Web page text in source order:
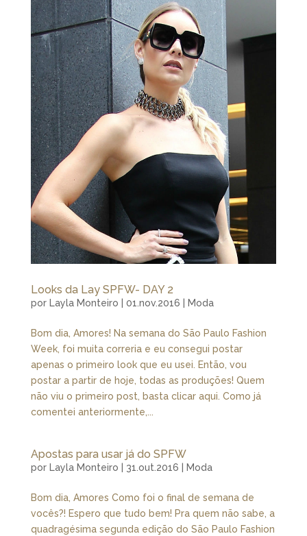
Looks da Lay SPFW- DAY 2
por Layla Monteiro 01.nov.2016 Moda
Bom dia, Amores! Na semana do São Paulo Fashion
Week, foi muita correria e eu consegui postar
apenas o primeiro look que eu usei. Então, vou
postar a partir de hoje, todas as produções! Quem
não viu o primeiro post, basta clicar aqui. Como já
comentei anteriormente,...
Apostas para usar já do SPFW
por Layla Monteiro 31.out.2016 Moda
Bom dia, Amores Como foi o final de semana de
vocês?! Espero que tudo bem! Pra quem não sabe, a
quadragésima segunda edição do São Paulo Fashion